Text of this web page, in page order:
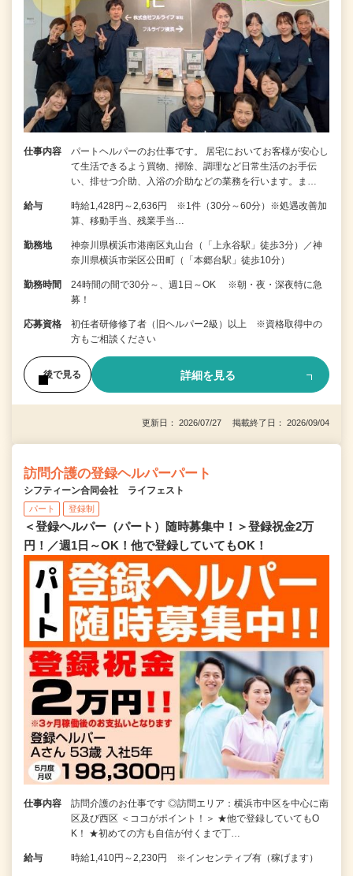
仕事内容
パートヘルパーのお仕事です。 居宅においてお客様が安心し
て生活できるよう買物、掃除、調理など日常生活のお手伝
い、排せつ介助、入浴の介助などの業務を行います。ま…
給与
時給1,428円～2,636円 ※1件（30分～60分）※処遇改善加
算、移動手当、残業手当…
勤務地
神奈川県横浜市港南区丸山台（「上永谷駅」徒歩3分）／神
奈川県横浜市栄区公田町（「本郷台駅」徒歩10分）
勤務時間
24時間の間で30分～、週1日～OK ※朝・夜・深夜特に急
募！
応募資格
初任者研修修了者（旧ヘルパー2級）以上 ※資格取得中の
方もご相談ください
後で見る 詳細を見る
更新日： 2026/07/27 掲載終了日： 2026/09/04
訪問介護の登録ヘルパーパート
シフティーン合同会社 ライフェスト
パート 登録制
＜登録ヘルパー（パート）随時募集中！＞登録祝金2万
円！／週1日～OK！他で登録していてもOK！
仕事内容
訪問介護のお仕事です ◎訪問エリア：横浜市中区を中心に南
区及び西区 ＜ココがポイント！＞ ★他で登録していてもO
K！ ★初めての方も自信が付くまで丁…
給与 時給1,410円～2,230円 ※インセンティブ有（稼げます）